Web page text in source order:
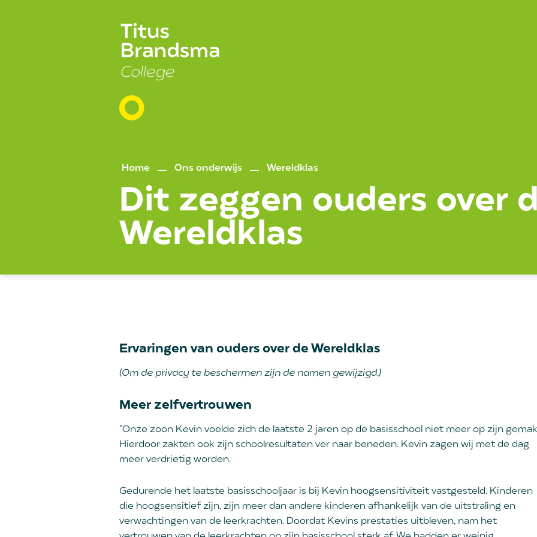
Home Ons onderwijs Wereldklas
Dit zeggen ouders over
Wereldklas
Ervaringen van ouders over de Wereldklas
(Om de privacy te beschermen zijn de namen gewijzigd.)
Meer zelfvertrouwen
"Onze zoon Kevin voelde zich de laatste 2 jaren op de basisschool niet meer op zijn
Hierdoor zakten ook zijn schoolresultaten ver naar beneden. Kevin zagen wij met de dag
meer verdrietig worden.
Gedurende het laatste basisschooljaar is bij Kevin hoogsensitiviteit vastgesteld. Kinderen
die hoogsensitief zijn, zijn meer dan andere kinderen afhankelijk van de uitstraling en
verwachtingen van de leerkrachten. Doordat Kevins prestaties uitbleven, nam het